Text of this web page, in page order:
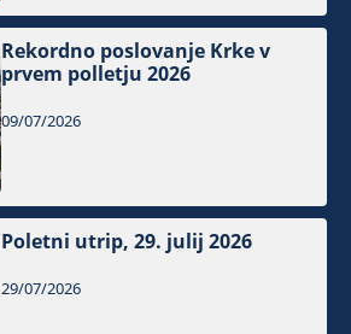
Rekordno poslovanje Krke v
prvem polletju 2026
09/07/2026
Poletni utrip, 29. julij 2026
29/07/2026